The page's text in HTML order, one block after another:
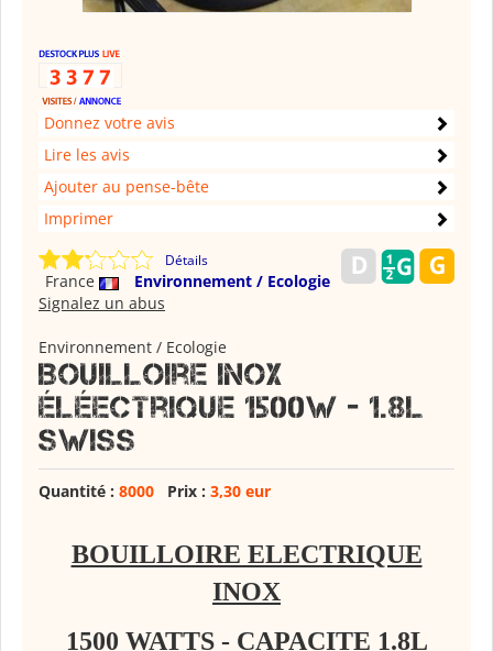
Donnez votre avis
Lire les avis
Ajouter au pense-bête
Imprimer
Détails
France
Environnement / Ecologie
Signalez un abus
Environnement / Ecologie
Bouilloire Inox
éléectrique 1500w - 1.8L
SWISS
Quantité : 8000 Prix : 3,30 eur
BOUILLOIRE ELECTRIQUE
INOX
1500 WATTS - CAPACITE 1.8L